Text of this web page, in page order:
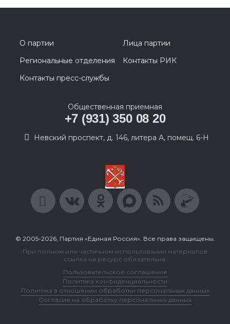
О партии
Лица партии
Региональные отделения
Контакты РИК
Контакты пресс-службы
Общественная приемная
+7 (931) 350 08 20
Невский проспект, д. 146, литера А, помещ. 6-Н
© 2005-2026, Партия «Единая Россия». Все права защищены.
При полном или частичном использовании материалов
ссылка на ресурс обязательна.
Пользовательское соглашение
Политика конфиденциальности
Политика в отношении обработки персональных данных
Согласие на обработку персональных данных